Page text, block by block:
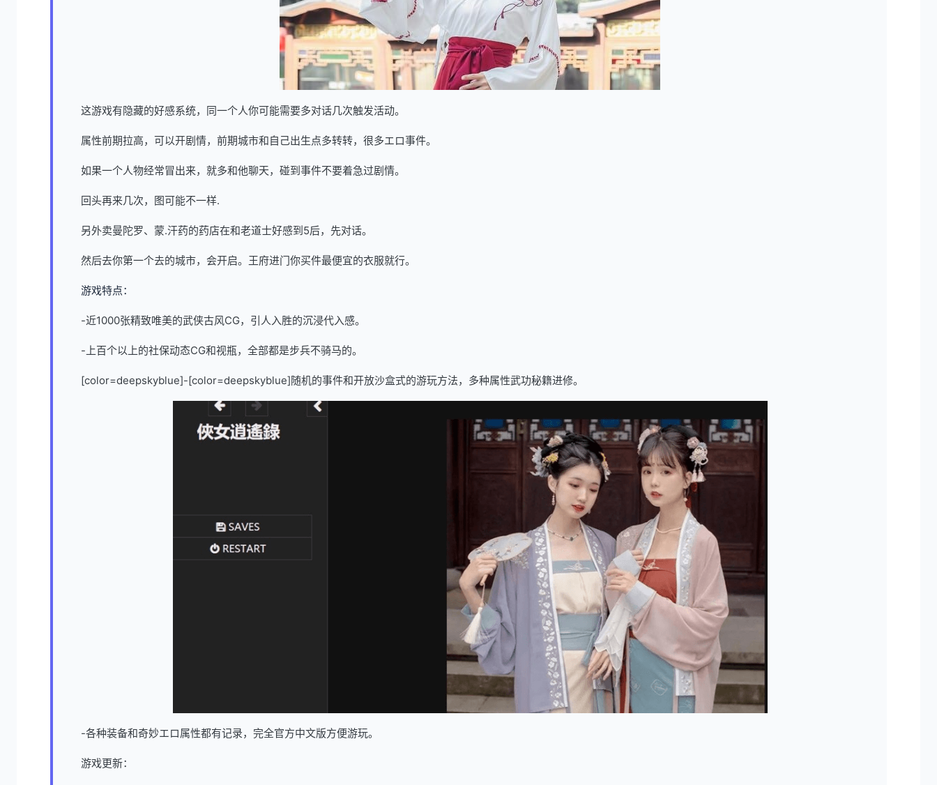
这游戏有隐藏的好感系统，同一个人你可能需要多对话几次触发活动。
属性前期拉高，可以开剧情，前期城市和自己出生点多转转，很多エロ事件。
如果一个人物经常冒出来，就多和他聊天，碰到事件不要着急过剧情。
回头再来几次，图可能不一样.
另外卖曼陀罗、蒙.汗药的药店在和老道士好感到5后，先对话。
然后去你第一个去的城市，会开启。王府进门你买件最便宜的衣服就行。
游戏特点：
-近1000张精致唯美的武侠古风CG，引人入胜的沉浸代入感。
-上百个以上的社保动态CG和视瓶，全部都是步兵不骑马的。
[color=deepskyblue]-[color=deepskyblue]随机的事件和开放沙盒式的游玩方法，多种属性武功秘籍进修。
-各种装备和奇妙エロ属性都有记录，完全官方中文版方便游玩。
游戏更新：